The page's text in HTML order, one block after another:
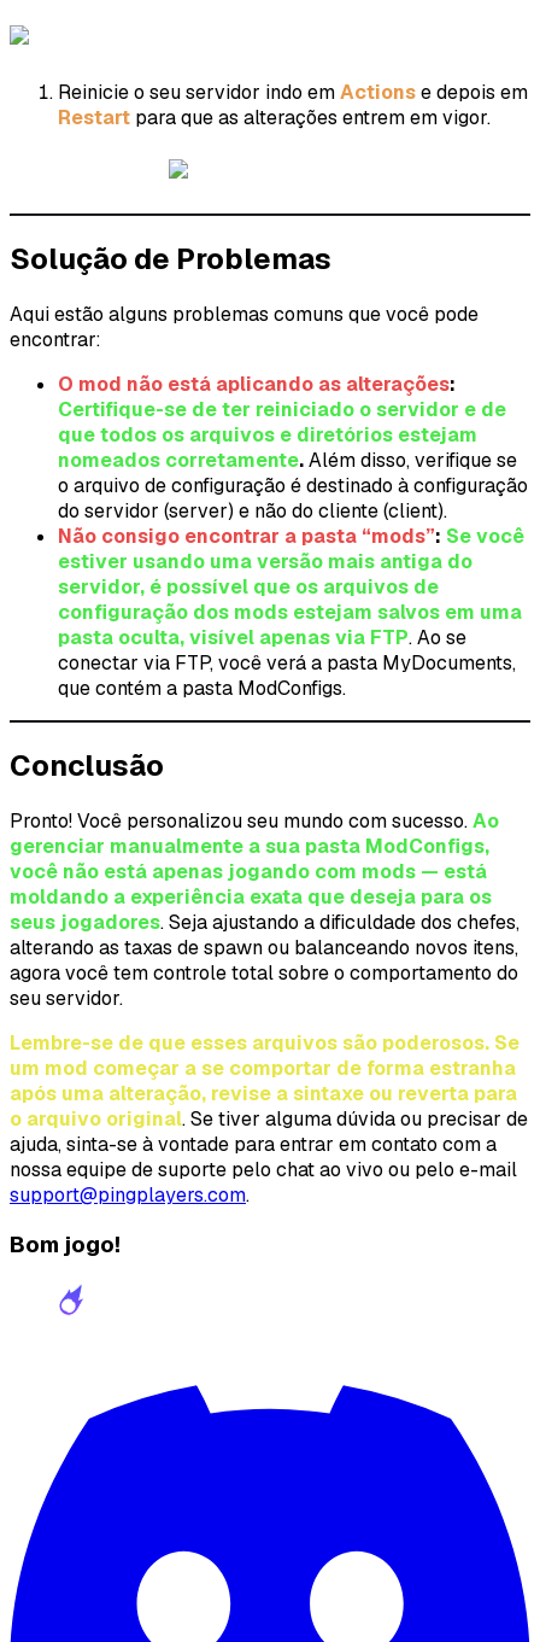
Reinicie o seu servidor indo emActionse depois em
Restart para que as alterações entrem em vigor.
Solução de Problemas
Aqui estão alguns problemas comuns que você pode
encontrar:
O mod não está aplicando as alterações:
Certifique-se de ter reiniciado o servidor e de
que todos os arquivos e diretórios estejam
nomeados corretamente.Além disso, verifique se
o arquivo de configuração é destinado à configuração
do servidor (server) e não do cliente (client).
Não consigo encontrar a pasta “mods”: Se você
estiver usando uma versão mais antiga do
servidor, é possível que os arquivos de
configuração dos mods estejam salvos em uma
pasta oculta, visível apenas via FTP. Ao se
conectar via FTP, você verá a pasta MyDocuments,
que contém a pasta ModConfigs.
Conclusão
Pronto! Você personalizou seu mundo com sucesso.Ao
gerenciar manualmente a sua pasta ModConfigs,
você não está apenas jogando com mods — está
moldando a experiência exata que deseja para os
seus jogadores. Seja ajustando a dificuldade dos chefes,
alterando as taxas de spawn ou balanceando novos itens,
agora você tem controle total sobre o comportamento do
seu servidor.
Lembre-se de que esses arquivos são poderosos. Se
um mod começar a se comportar de forma estranha
após uma alteração, revise a sintaxe ou reverta para
o arquivo original. Se tiver alguma dúvida ou precisar de
ajuda, sinta-se à vontade para entrar em contato com a
nossa equipe de suporte pelo chat ao vivo ou pelo e-mail
support@pingplayers.com.
Bom jogo!